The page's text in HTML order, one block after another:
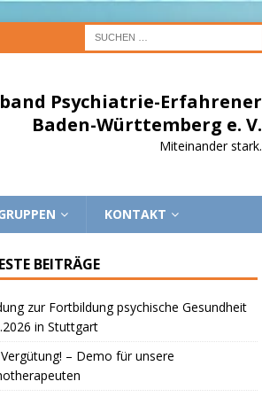
Psychiatrie-Erfahrener
Baden-Württemberg e. V.
Miteinander stark.
KONTAKT
BEITRÄGE
zur Fortbildung psychische Gesundheit
in Stuttgart
– Demo für unsere